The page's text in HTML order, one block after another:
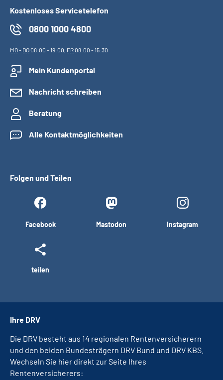
Kostenloses Servicetelefon
0800 1000 4800
MO- DO08:00 - 19:00, FR08:00 - 15:30
Mein Kundenportal
Nachricht schreiben
Beratung
Alle Kontaktmöglichkeiten
Folgen und Teilen
Facebook Mastodon Instagram
teilen
Ihre DRV
Die DRV besteht aus 14 regionalen Rentenversicherern
und den beiden Bundesträgern DRV Bund und DRV KBS.
Wechseln Sie hier direkt zur Seite Ihres
Rentenversicherers: